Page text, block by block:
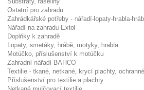
Ostatní pro zahradu
Zahrádkářské potřeby - nářadí-lopaty-hrabla-
Nářadí na zahradu Extol
Doplňky k zahradě
Lopaty, smetáky, hrábě, motyky, hrabla
Motúčko, příslušenství k motúčku
Zahradní nářadí BAHCO
Textilie - tkané, netkané, krycí plachty,
Příslušenství pro textilie a plachty